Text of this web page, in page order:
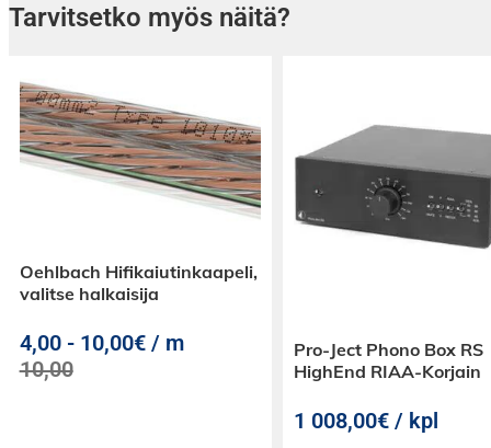
teräksestä. Tämä tarkka muotoilu tarkoittaa,
rakenteeltaan erittäin vakaa. Tämä harkittu
kaiuttimen kotelon tärinää ja resonanssia
kaiuttimen tehokkaasti lattiasta ja
Lopputuloksena on massiivisesti parannettu
suorituskyky. Pitääkseen asiat siistinä,
kaapelin läpivientimahdollisuus, jotta
asentaa siististi ja turvallisesti,
Tarvitsetko myös näitä?
Oehlbach Hifikaiutinkaapeli,
valitse halkaisija
4,00- 10,00€ / m
10,00
Pro-Ject Phono Box RS
HighEnd RIAA-Korjain
1 008,00€ / kpl